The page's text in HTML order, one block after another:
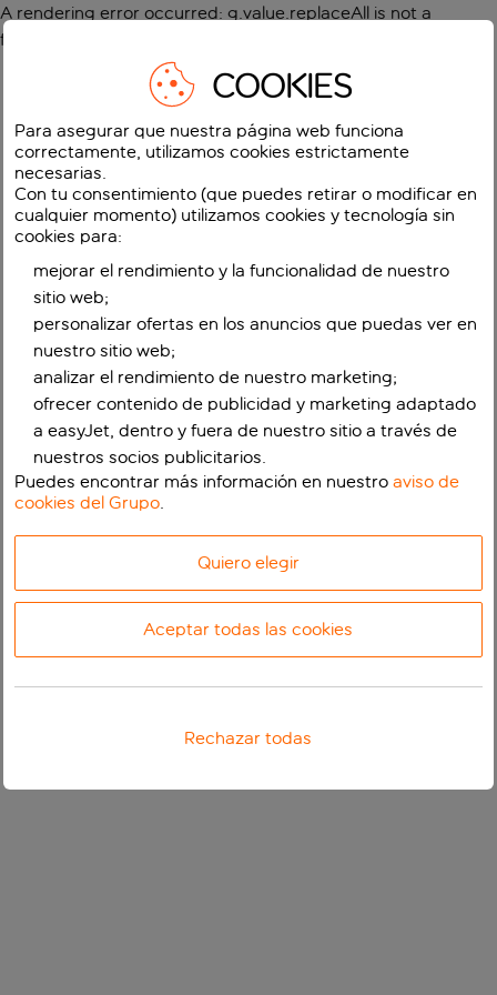
A rendering error occurred: g.value.replaceAll is not a
function
COOKIES
Para asegurar que nuestra página web funciona
correctamente, utilizamos cookies estrictamente
necesarias.
Con tu consentimiento (que puedes retirar o modificar en
cualquier momento) utilizamos cookies y tecnología sin
cookies para:
mejorar el rendimiento y la funcionalidad de nuestro
sitio web;
personalizar ofertas en los anuncios que puedas ver en
nuestro sitio web;
analizar el rendimiento de nuestro marketing;
ofrecer contenido de publicidad y marketing adaptado
a easyJet, dentro y fuera de nuestro sitio a través de
nuestros socios publicitarios.
Puedes encontrar más información en nuestroaviso de
cookies del Grupo.
Quiero elegir
Aceptar todas las cookies
Rechazar todas